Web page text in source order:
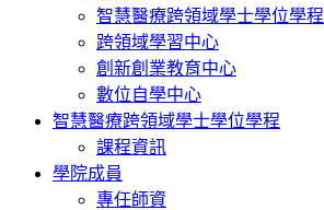
智慧醫療跨領域學士學位學程
跨領域學習中心
創新創業教育中心
數位自學中心
智慧醫療跨領域學士學位學程
課程資訊
學院成員
專任師資